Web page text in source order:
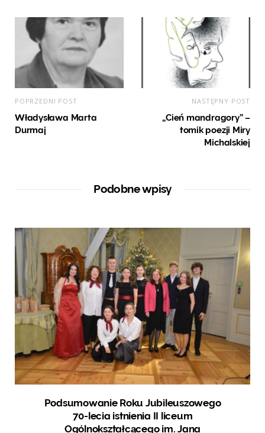
POPRZEDNI POST
Władysława Marta
Durmaj
NASTĘPNY POST
„Cień mandragory” –
tomik poezji Miry
Michalskiej
Podobne wpisy
Podsumowanie Roku Jubileuszowego
70-lecia istnienia II liceum
Ogólnokształcącego im. Jana